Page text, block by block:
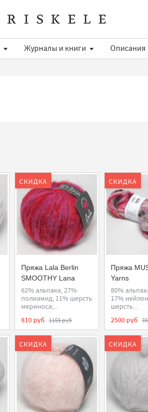
Журналы и книги Описания
СКИДКА
Пряжа Lala Berlin
SMOOTHY Lana
Grossa
62% альпака, 27%
полиамид, 11% шерсть
мериноса;...
810 руб 1155 руб
СКИДКА
Пряжа
Yarns
80%
17%
шерсть...
2500 руб
СКИДКА СКИДКА